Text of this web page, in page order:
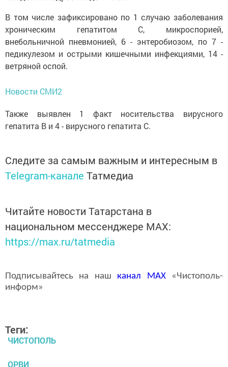
В том числе зафиксировано по 1 случаю заболевания
хроническим гепатитом С, микроспорией,
внебольничной пневмонией, 6 - энтеробиозом, по 7 -
педикулезом и острыми кишечными инфекциями, 14 -
ветряной оспой.
Новости СМИ2
Также выявлен 1 факт носительства вирусного
гепатита В и 4 - вирусного гепатита С.
Следите за самым важным и интересным в
Telegram-канале Татмедиа
Читайте новости Татарстана в
национальном мессенджере MАХ:
https://max.ru/tatmedia
Подписывайтесь на наш канал MAX«Чистополь-
информ»
Теги:
ЧИСТОПОЛЬ
ОРВИ